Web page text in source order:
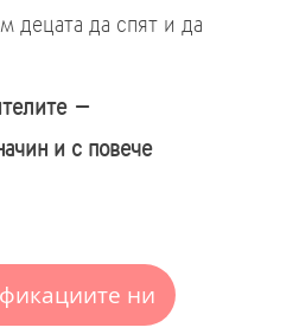
децата да спят и да
–
и с повече
ни